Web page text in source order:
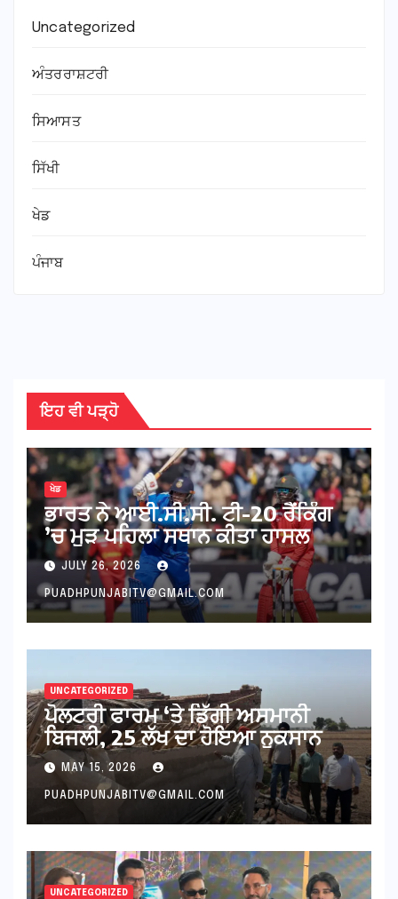
Uncategorized
ਅੰਤਰਰਾਸ਼ਟਰੀ
ਸਿਆਸਤ
ਸਿੱਖੀ
ਖੇਡ
ਪੰਜਾਬ
ਇਹ ਵੀ ਪੜ੍ਹੋ
ਖੇਡ
ਭਾਰਤ ਨੇ ਆਈ.ਸੀ.ਸੀ. ਟੀ-20 ਰੈਂਕਿੰਗ
’ਚ ਮੁੜ ਪਹਿਲਾ ਸਥਾਨ ਕੀਤਾ ਹਾਸਲ
JULY 26, 2026
PUADHPUNJABITV@GMAIL.COM
UNCATEGORIZED
ਪੋਲਟਰੀ ਫਾਰਮ ‘ਤੇ ਡਿੱਗੀ ਅਸਮਾਨੀ
ਬਿਜਲੀ, 25 ਲੱਖ ਦਾ ਹੋਇਆ ਨੁਕਸਾਨ
MAY 15, 2026
PUADHPUNJABITV@GMAIL.COM
UNCATEGORIZED